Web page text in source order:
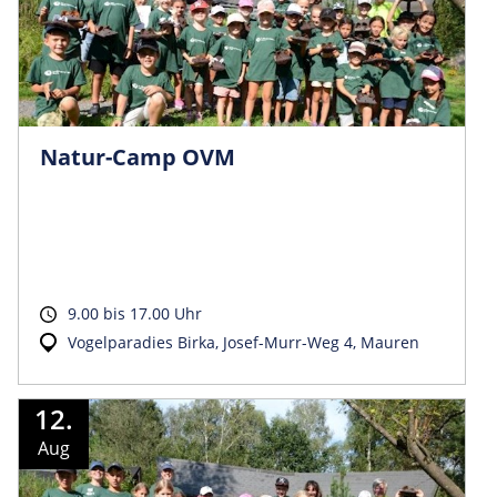
Natur-Camp OVM
9.00 bis 17.00 Uhr
Vogelparadies Birka, Josef-Murr-Weg 4, Mauren
12.
Aug